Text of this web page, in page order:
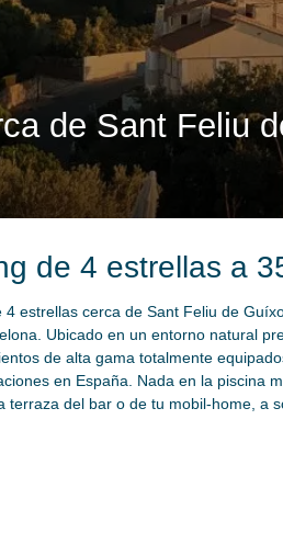
de Sant Feliu
de 4 estrellas a
4 estrellas cerca de Sant Feliu de
Ubicado en un entorno natural
de alta gama totalmente
en España. Nada en la piscina
terraza del bar o de tu mobil-home, a